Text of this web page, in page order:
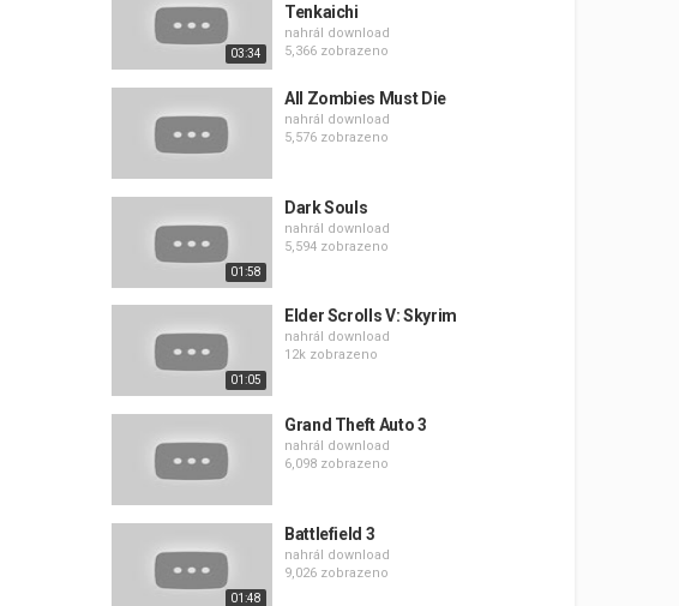
03:34
Tenkaichi
nahrál download
5,366 zobrazeno
All Zombies Must Die
nahrál download
5,576 zobrazeno
01:58
Dark Souls
nahrál download
5,594 zobrazeno
01:05
Elder Scrolls V: Skyrim
nahrál download
12k zobrazeno
Grand Theft Auto 3
nahrál download
6,098 zobrazeno
01:48
Battlefield 3
nahrál download
9,026 zobrazeno